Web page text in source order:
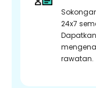
24x7
rawatan.